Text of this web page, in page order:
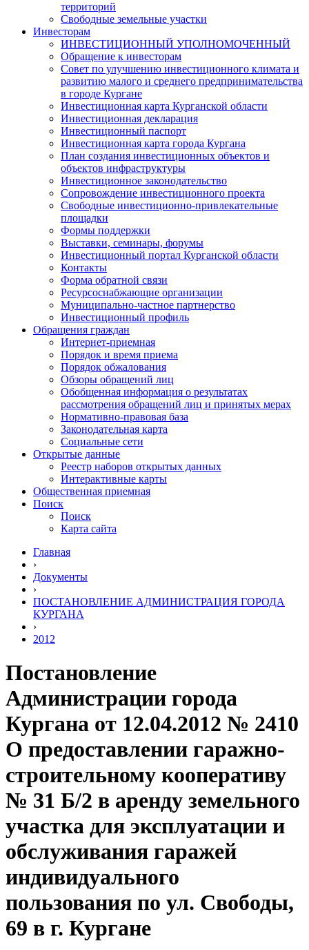
территорий
Свободные земельные участки
Инвесторам
ИНВЕСТИЦИОННЫЙ УПОЛНОМОЧЕННЫЙ
Обращение к инвесторам
Совет по улучшению инвестиционного климата и
развитию малого и среднего предпринимательства
в городе Кургане
Инвестиционная карта Курганской области
Инвестиционная декларация
Инвестиционный паспорт
Инвестиционная карта города Кургана
План создания инвестиционных объектов и
объектов инфраструктуры
Инвестиционное законодательство
Сопровождение инвестиционного проекта
Свободные инвестиционно-привлекательные
площадки
Формы поддержки
Выставки, семинары, форумы
Инвестиционный портал Курганской области
Контакты
Форма обратной связи
Ресурсоснабжающие организации
Муниципально-частное партнерство
Инвестиционный профиль
Обращения граждан
Интернет-приемная
Порядок и время приема
Порядок обжалования
Обзоры обращений лиц
Обобщенная информация о результатах
рассмотрения обращений лиц и принятых мерах
Нормативно-правовая база
Законодательная карта
Социальные сети
Открытые данные
Реестр наборов открытых данных
Интерактивные карты
Общественная приемная
Поиск
Поиск
Карта сайта
Главная
›
Документы
›
ПОСТАНОВЛЕНИЕ АДМИНИСТРАЦИЯ ГОРОДА
КУРГАНА
›
2012
Постановление
Администрации города
Кургана от 12.04.2012 № 2410
О предоставлении гаражно-
строительному кооперативу
№ 31 Б/2 в аренду земельного
участка для эксплуатации и
обслуживания гаражей
индивидуального
пользования по ул. Свободы,
69 в г. Кургане